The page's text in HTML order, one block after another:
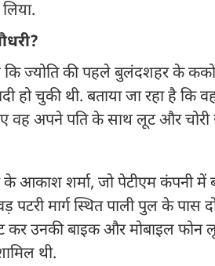
ज्योति की पहले बुलंदशहर के
हो चुकी थी. बताया जा रहा है
वह अपने पति के साथ लूट और चोरी
आकाश शर्मा, जो पेटीएम कंपनी में
पटरी मार्ग स्थित पाली पुल के पास
कर उनकी बाइक और मोबाइल फोन
थी.